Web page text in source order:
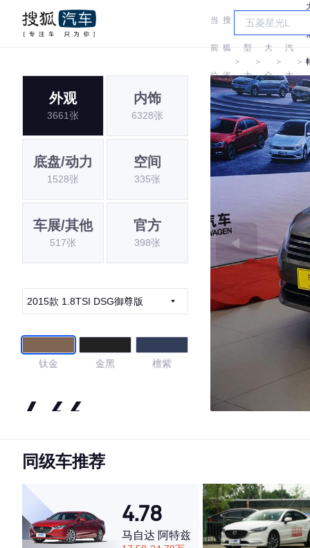
当
前
位
置:
搜
狐
汽
车
＞
车
型
大
全
＞
大
众
＞
上
汽
大
众
＞
外观
3661张
内饰
6328张
底盘/动力
1528张
空间
335张
车展/其他
517张
官方
398张
2015款 1.8TSI DSG御尊版
钛金 金黑 檀紫
4.66
·外观表现一般，低于54%同级车
·空间表现较为优秀，优于73%同级车
同级车推荐
4.78
马自达 阿特兹